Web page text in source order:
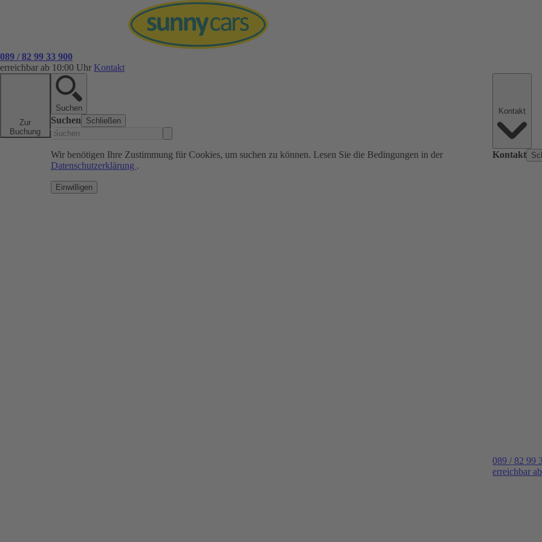
089 / 82 99 33 900
erreichbar ab 10:00 Uhr Kontakt
Zur
Buchung
Suchen
Suchen Schließen
Wir benötigen Ihre Zustimmung für Cookies, um suchen zu können. Lesen Sie die Bedingungen in der
Datenschutzerklärung .
Einwilligen
Kontakt
089 / 82 99
erreichbar